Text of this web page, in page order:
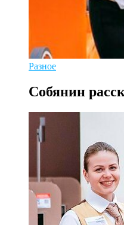
Разное
Собянин